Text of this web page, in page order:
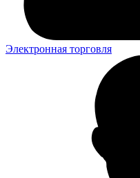
Электронная торговля